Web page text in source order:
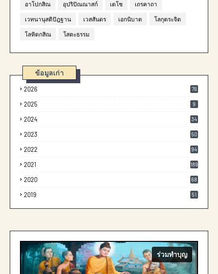
อาโปกสิณ อุปริปัณณาสก์ เตโช เถรคาถา
เวทนานุสติปัฎฐาน เวสสันดร เอกนิบาต โลกุตระจิต
โลหิตกสิณ โสตะธรรม
ข้อมูลเก่า
2026 76
2025 9
2024 34
2023 50
2022 94
2021 189
2020 68
2019 51
ร่วมทำบุญ